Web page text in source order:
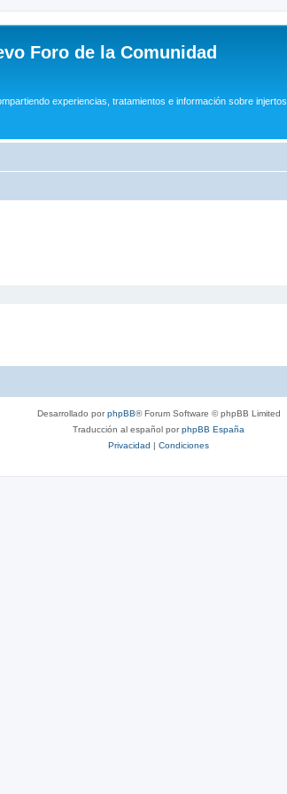
Foro de la Comunidad
experiencias, tratamientos e información sobre injertos
Desarrollado porphpBB® Forum Software © phpBB Limited
Traducción al español porphpBB España
Privacidad
Condiciones